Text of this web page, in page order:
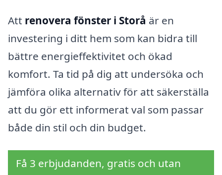
Att renovera fönster i Storå är en
investering i ditt hem som kan bidra till
bättre energieffektivitet och ökad
komfort. Ta tid på dig att undersöka och
jämföra olika alternativ för att säkerställa
att du gör ett informerat val som passar
både din stil och din budget.
Få 3 erbjudanden, gratis och utan